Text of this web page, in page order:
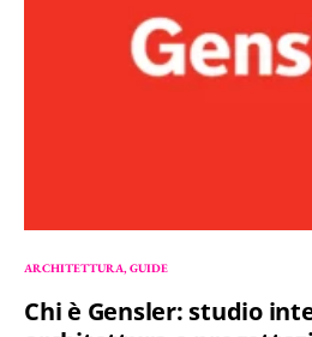
ARCHITETTURA GUIDE
Chi è Gensler: studio